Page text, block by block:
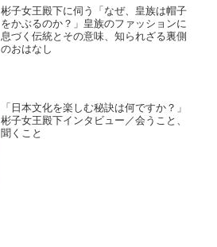
彬子女王殿下に伺う「なぜ、皇族は帽子
をかぶるのか？」皇族のファッションに
息づく伝統とその意味、知られざる裏側
のおはなし
「日本文化を楽しむ秘訣は何ですか？」
彬子女王殿下インタビュー／会うこと、
聞くこと